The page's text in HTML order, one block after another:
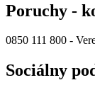
Poruchy -
0850 111 800 -
Sociálny